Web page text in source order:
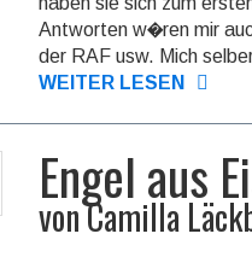
Antworten w�ren mir
der RAF usw. Mich
WEITER LESEN
Engel aus
vonCamilla